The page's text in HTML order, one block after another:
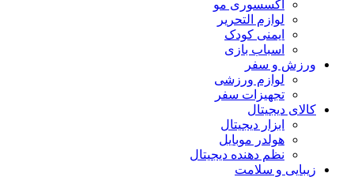
اکسسوری مو
لوازم التحریر
ایمنی کودک
اسباب بازی
ورزش و سفر
لوازم ورزشی
تجهیزات سفر
کالای دیجیتال
ابزار دیجیتال
هولدر موبایل
نظم دهنده دیجیتال
زیبایی و سلامت